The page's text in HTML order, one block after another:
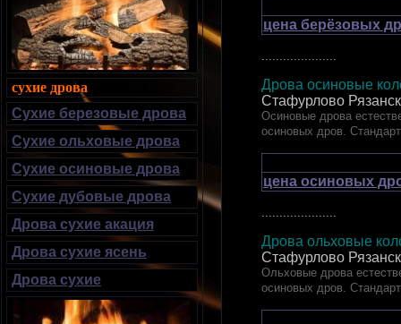
цена берёзовых
Дрова осиновые
Стафурлово
Осиновые дрова
осиновых дров.
цена осиновых
Дрова ольховые
Стафурлово
Ольховые дрова
осиновых дров.
сухие дрова
Сухие березовые дрова
Сухие ольховые дрова
Сухие осиновые дрова
Сухие дубовые дрова
Дрова сухие акация
Дрова сухие ясень
Дрова сухие